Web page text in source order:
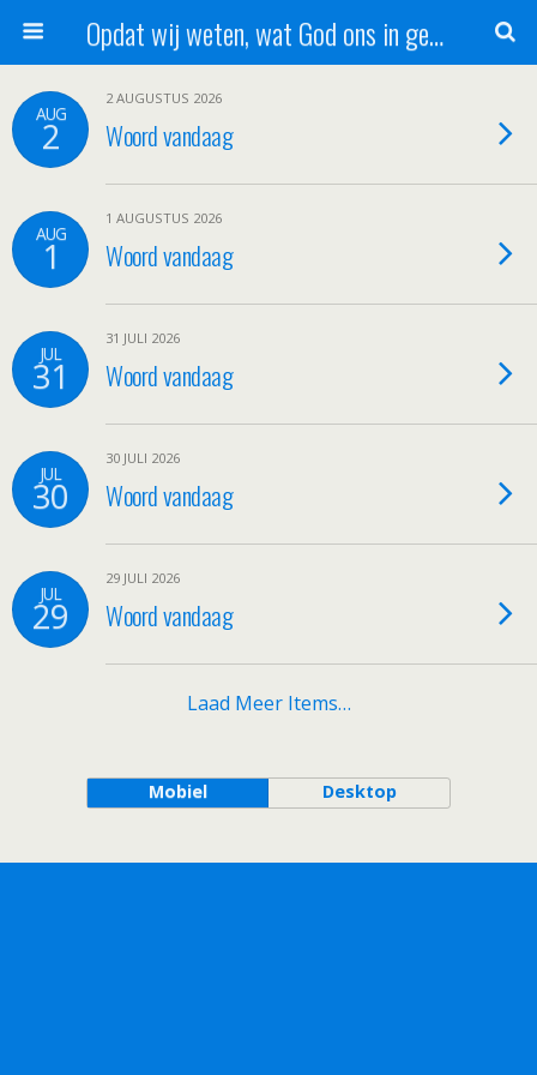
Opdat wij weten, wat God ons in genade schenkt!
AUG
2
2 AUGUSTUS 2026
Woord vandaag
AUG
1
1 AUGUSTUS 2026
Woord vandaag
JUL
31
31 JULI 2026
Woord vandaag
JUL
30
30 JULI 2026
Woord vandaag
JUL
29
29 JULI 2026
Woord vandaag
Laad Meer Items…
Mobiel Desktop